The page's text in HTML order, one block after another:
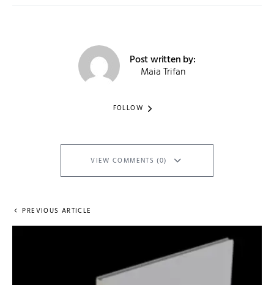
Post written by:
Maia Trifan
FOLLOW
VIEW COMMENTS (0)
PREVIOUS ARTICLE